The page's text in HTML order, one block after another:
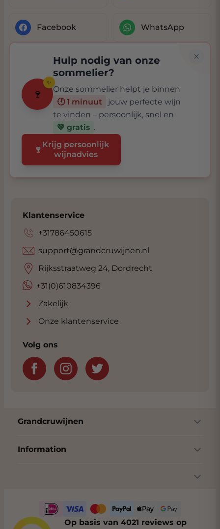
Facebook WhatsApp
🍷
✨
Hulp nodig van onze
sommelier?
Onze sommelier helpt je binnen
🕐 1 minuut
jouw perfecte wijn
te vinden – persoonlijk, snel en
💚 gratis .
🍷 Krijg persoonlijk
wijnadvies
Klantenservice
+31786450615
+31(0)610834396
support@grandcruwijnen.nl
Rijksstraatweg 24, Dordrecht
Zakelijk
Onze klantenservice
Volg ons
Grandcruwijnen
Information
Op basis van 4021 reviews op